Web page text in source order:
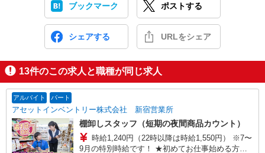
ブックマーク ポストする
シェアする URLをシェア
13件のこの求人と職種が同じ求人
アルバイト パート
アセットインベントリー株式会社 新宿営業所
棚卸しスタッフ（短期の夜間商品カウント）
時給1,240円（22時以降は時給1,550円） ※7〜
9月の特別時給です！ ★初めてお仕事始める方に